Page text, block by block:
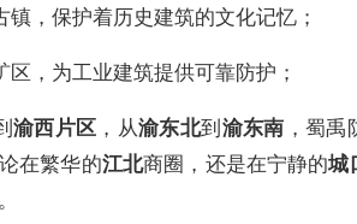
镇，保护着历史建筑的文化记忆；
区，为工业建筑提供可靠防护；
渝西片区 ，从渝东北到渝东南 ，蜀
在繁华的江北商圈，还是在宁静的城